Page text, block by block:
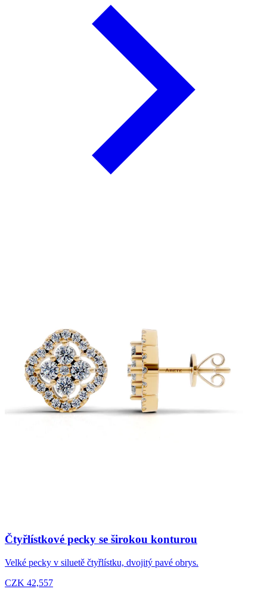
Čtyřlístkové pecky se širokou konturou
Velké pecky v siluetě čtyřlístku, dvojitý pavé obrys.
CZK 42,557